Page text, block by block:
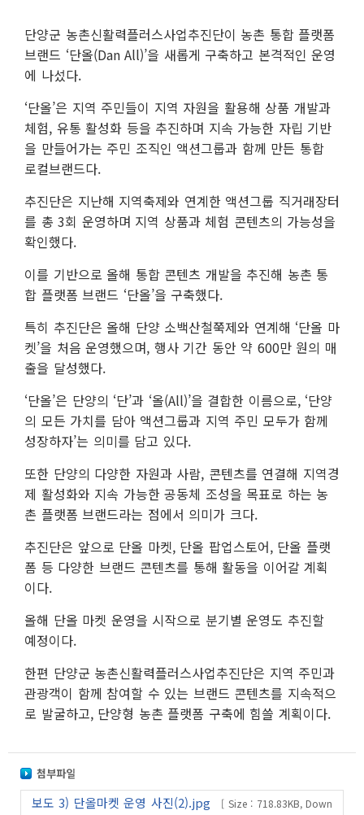
단양군 농촌신활력플러스사업추진단이 농촌 통합 플랫폼
브랜드 ‘단올(Dan All)’을 새롭게 구축하고 본격적인 운영
에 나섰다.
‘단올’은 지역 주민들이 지역 자원을 활용해 상품 개발과
체험, 유통 활성화 등을 추진하며 지속 가능한 자립 기반
을 만들어가는 주민 조직인 액션그룹과 함께 만든 통합
로컬브랜드다.
추진단은 지난해 지역축제와 연계한 액션그룹 직거래장터
를 총 3회 운영하며 지역 상품과 체험 콘텐츠의 가능성을
확인했다.
이를 기반으로 올해 통합 콘텐츠 개발을 추진해 농촌 통
합 플랫폼 브랜드 ‘단올’을 구축했다.
특히 추진단은 올해 단양 소백산철쭉제와 연계해 ‘단올 마
켓’을 처음 운영했으며, 행사 기간 동안 약 600만 원의 매
출을 달성했다.
‘단올’은 단양의 ‘단’과 ‘올(All)’을 결합한 이름으로, ‘단양
의 모든 가치를 담아 액션그룹과 지역 주민 모두가 함께
성장하자’는 의미를 담고 있다.
또한 단양의 다양한 자원과 사람, 콘텐츠를 연결해 지역경
제 활성화와 지속 가능한 공동체 조성을 목표로 하는 농
촌 플랫폼 브랜드라는 점에서 의미가 크다.
추진단은 앞으로 단올 마켓, 단올 팝업스토어, 단올 플랫
폼 등 다양한 브랜드 콘텐츠를 통해 활동을 이어갈 계획
이다.
올해 단올 마켓 운영을 시작으로 분기별 운영도 추진할
예정이다.
한편 단양군 농촌신활력플러스사업추진단은 지역 주민과
관광객이 함께 참여할 수 있는 브랜드 콘텐츠를 지속적으
로 발굴하고, 단양형 농촌 플랫폼 구축에 힘쓸 계획이다.
첨부파일
보도 3) 단올마켓 운영 사진(2).jpg [ Size : 718.83KB, Down